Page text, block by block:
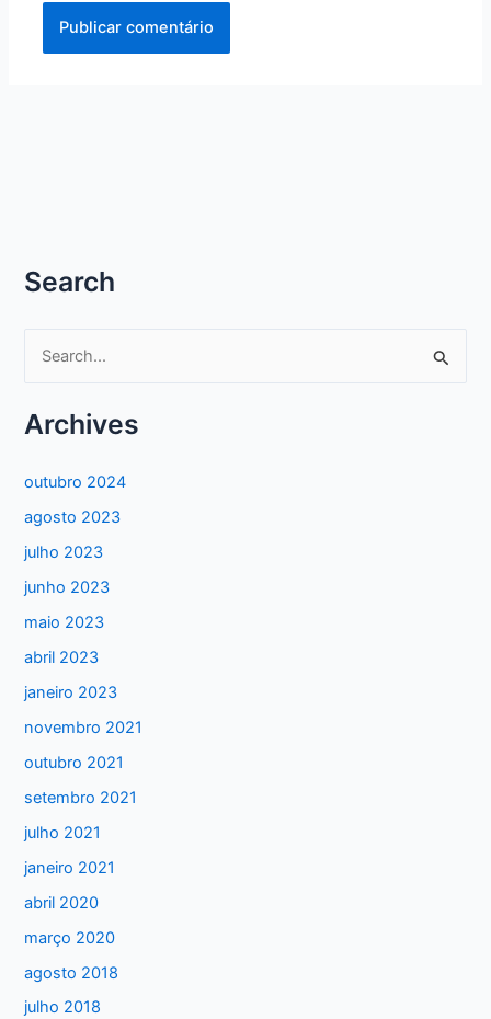
Search
q
a
r
p
o
r
:
Archives
outubro 2024
agosto 2023
julho 2023
junho 2023
maio 2023
abril 2023
janeiro 2023
novembro 2021
outubro 2021
setembro 2021
julho 2021
janeiro 2021
abril 2020
março 2020
agosto 2018
julho 2018